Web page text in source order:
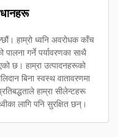
हाम्रो ध्वनि अवरोधक काँच
गर्ने पर्यावरणका साथै
छ। हाम्रा उत्पादनहरूको
बिना स्वस्थ वातावरणमा
हाम्रा सीलेन्टहरू
लागि पनि सुरक्षित छन्।